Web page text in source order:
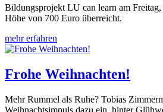
Bildungsprojekt LU can learn am Freitag,
Höhe von 700 Euro überreicht.
mehr erfahren
Frohe Weihnachten!
Mehr Rummel als Ruhe? Tobias
Weihnachtsimpuls dazu ein, hinter